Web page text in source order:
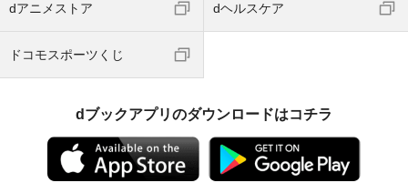
dアニメストア dヘルスケア
ドコモスポーツくじ
dブックアプリのダウンロードはコチラ